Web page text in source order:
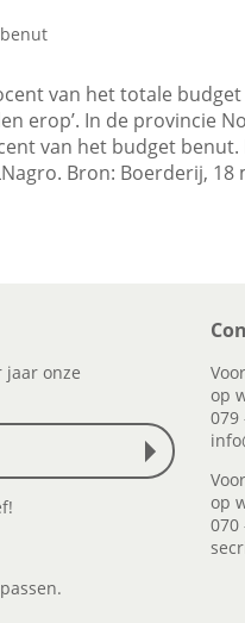
van het totale budget
erop’. In de provincie
van het budget
Bron: Boerderij, 18
jaar onze
op
079
op
070